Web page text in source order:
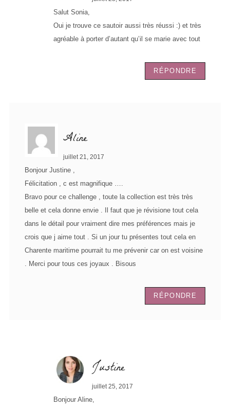
Salut Sonia,
Oui je trouve ce sautoir aussi très réussi :) et très
agréable à porter d’autant qu’il se marie avec tout
RÉPONDRE
Aline
juillet 21, 2017
Bonjour Justine ,
Félicitation , c est magnifique ….
Bravo pour ce challenge , toute la collection est très très
belle et cela donne envie . Il faut que je révisione tout cela
dans le détail pour vraiment dire mes préférences mais je
crois que j aime tout . Si un jour tu présentes tout cela en
Charente maritime pourrait tu me prévenir car on est voisine
. Merci pour tous ces joyaux . Bisous
RÉPONDRE
Justine
juillet 25, 2017
Bonjour Aline,